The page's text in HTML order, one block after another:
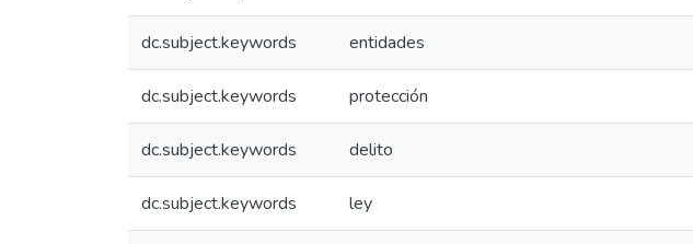
dc.subject.keywords entidades
dc.subject.keywords protección
dc.subject.keywords delito
dc.subject.keywords ley